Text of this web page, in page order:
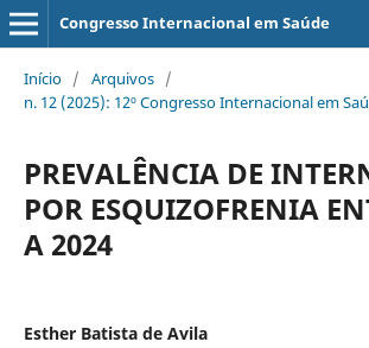
Congresso Internacional em Saúde
Início / Arquivos /
n. 12 (2025): 12º Congresso Internacional em
PREVALÊNCIA DE
POR ESQUIZOFRENIA
A 2024
Esther Batista de Avila